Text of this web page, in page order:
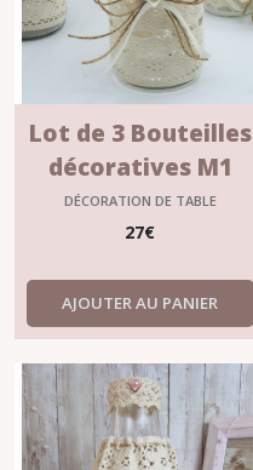
Lot de 3 Bouteilles
décoratives M1
?"ALIENOR"
DÉCORATION DE TABLE
27€
AJOUTER AU PANIER